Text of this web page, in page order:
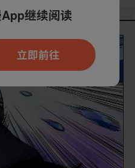
继续阅读
立即前往